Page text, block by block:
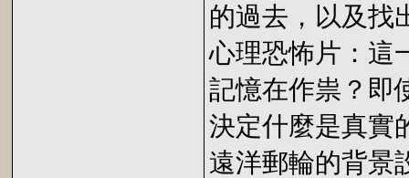
的過去，以及找
心理恐怖片：這
記憶在作祟？即
決定什麼是真實
遠洋郵輪的背景